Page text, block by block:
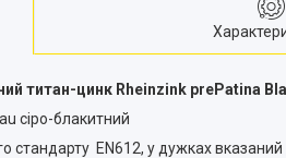
титан-цинк Rheinzink
сіро-блакитний
стандарту EN612, у дужках вказаний